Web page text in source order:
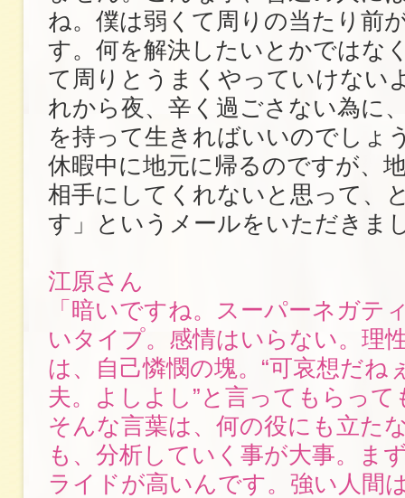
ね。僕は弱くて周りの当たり前
す。何を解決したいとかではな
て周りとうまくやっていけない
れから夜、辛く過ごさない為に
を持って生きればいいのでしょ
休暇中に地元に帰るのですが、
相手にしてくれないと思って、
す」というメールをいただきま
江原さん
「暗いですね。スーパーネガテ
いタイプ。感情はいらない。理
は、自己憐憫の塊。“可哀想だね
夫。よしよし”と言ってもらっ
そんな言葉は、何の役にも立た
も、分析していく事が大事。ま
ライドが高いんです。強い人間